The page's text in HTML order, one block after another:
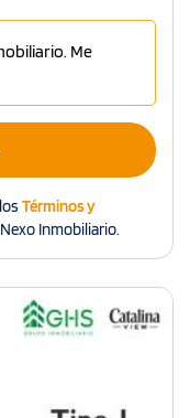
Términos y
Inmobiliario.